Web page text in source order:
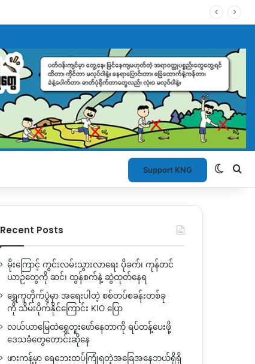
Support KNG
Recent Posts
မိုးကြောင့် ကွင်းလမ်းသွားလာရေး ပိုခက်၊ ကုန်တင်
ယာဉ်တွေကို ဆင်၊ ထွန်စက်နဲ့ ဆွဲထုတ်နေရ
ရွှေကူတိုက်ပွဲမှာ အရေးပါတဲ့ စစ်တပ်စခန်းတစ်ခု
ကို သိမ်းပိုက်နိုင်ကြောင်း KIO ပြော
လယ်ယာမြေထဲရွှေတူးဖော်နေတာကို ရပ်တန့်ပေးဖို့
ဒေသခံတွေတောင်းဆိုနေ
ဖားကန့်မှာ ရေဘေးထပ်ကြုံရတဲ့အခြေအနေဘယ်ရှိရှိ